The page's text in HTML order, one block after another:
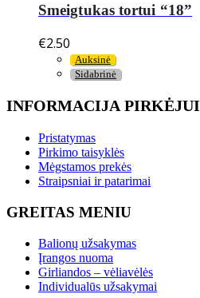
Smeigtukas tortui “18”
€2.50
Auksinė
Sidabrinė
INFORMACIJA PIRKĖJUI
Pristatymas
Pirkimo taisyklės
Mėgstamos prekės
Straipsniai ir patarimai
GREITAS MENIU
Balionų užsakymas
Įrangos nuoma
Girliandos – vėliavėlės
Individualūs užsakymai